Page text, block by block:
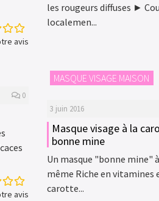
avis
les rougeurs diffuses ►
localemen...
0
avis
MASQUE VISAGE MAISON
3 juin 2016
Masque visage à la
bonne mine
Un masque "bonne mine"
même Riche en vitamines
carotte...